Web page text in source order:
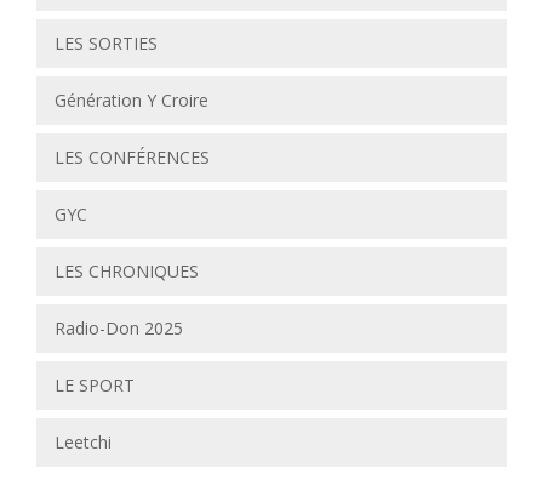
LES SORTIES
Génération Y Croire
LES CONFÉRENCES
GYC
LES CHRONIQUES
Radio-Don 2025
LE SPORT
Leetchi